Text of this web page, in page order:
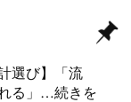
選び】「流
る」 …続きを